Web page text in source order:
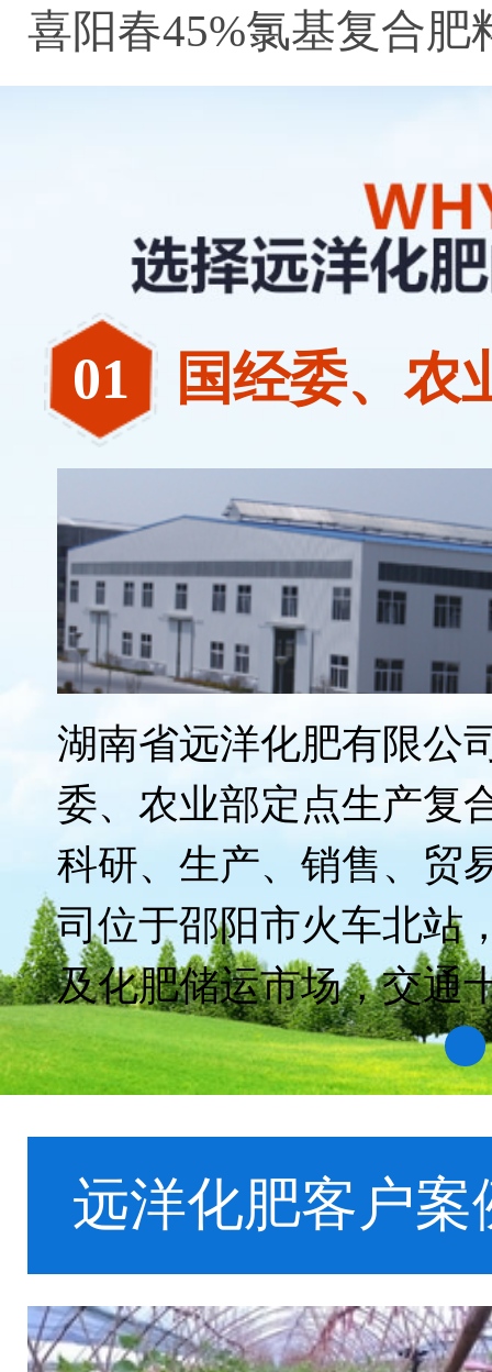
喜阳春45%氯基复合肥
02 湖南名
远洋化肥先后荣获"湖
标"、"湖南省农业产业
制企业质量信得过产品
质奖’ "、"第二、三届
号，并在2003年通过
1
远洋化肥客户案